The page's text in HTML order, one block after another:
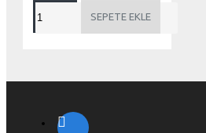
SEPETE EKLE